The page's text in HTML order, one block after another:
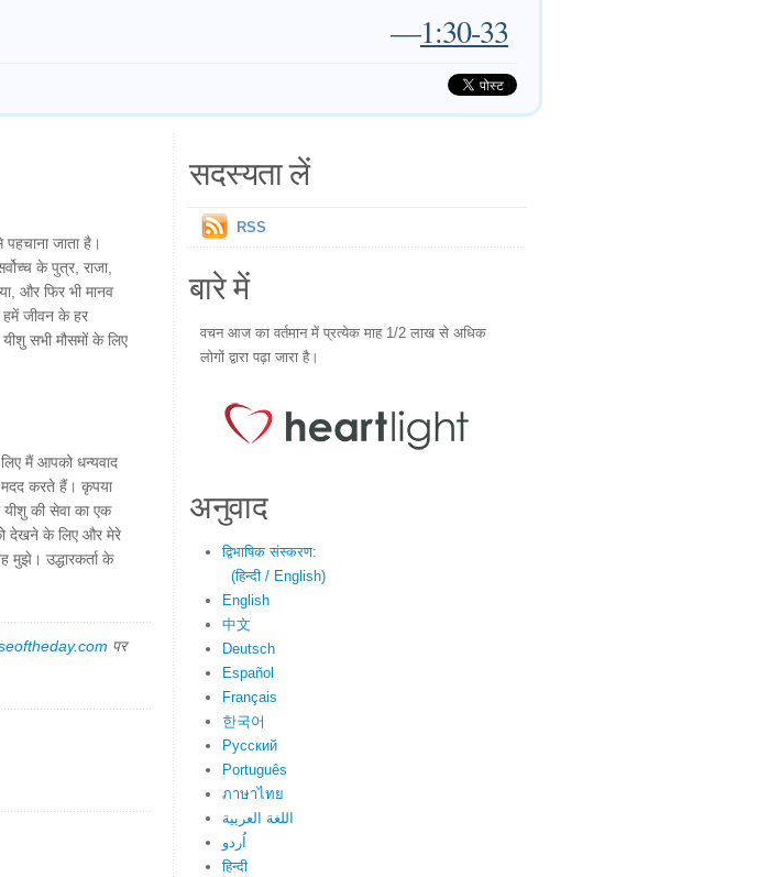
—1:30-33
जाता है।
के पुत्र, राजा,
और फिर भी मानव
हमें जीवन के हर
सभी मौसमों के लिए
मैं आपको धन्यवाद
करते हैं। कृपया
की सेवा का एक
देखने के लिए और मेरे
मुझे। उद्धारकर्ता के
पर
सदस्यता लें
RSS
बारे में
वचन आज का वर्तमान में प्रत्येक माह 1/2 लाख से अधिक
लोगों द्वारा पढ़ा जारा है।
अनुवाद
द्विभाषिक संस्करण:
(हिन्दी / English)
English
中文
Deutsch
Español
Français
한국어
Русский
Português
ภาษาไทย
اللغة العربية
اُردو
हिन्दी